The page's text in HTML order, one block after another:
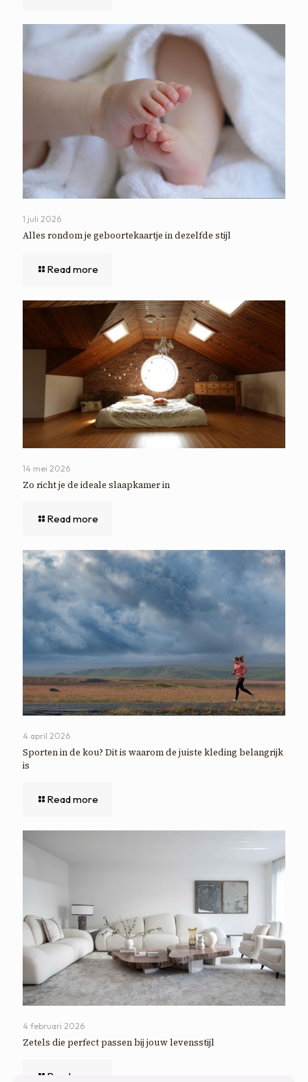
1 juli 2026
Alles rondom je geboortekaartje in dezelfde stijl
Read more
14 mei 2026
Zo richt je de ideale slaapkamer in
Read more
4 april 2026
Sporten in de kou? Dit is waarom de juiste kleding belangrijk
is
Read more
4 februari 2026
Zetels die perfect passen bij jouw levensstijl
Read more